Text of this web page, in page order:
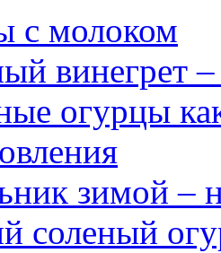
с молоком
винегрет
огурцы
зимой –
соленый